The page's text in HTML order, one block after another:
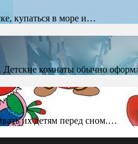
купаться в море и…
Детские комнаты обычно
их детям перед сном.…